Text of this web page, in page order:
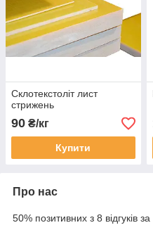
Склотекстоліт лист
стрижень
90 ₴/кг
Купити
Про нас
50% позитивних з 8 відгуків за